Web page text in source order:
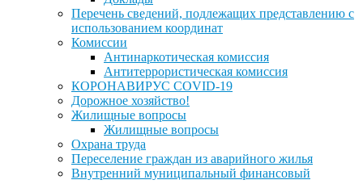
Перечень сведений, подлежащих представлению с
использованием координат
Комиссии
Антинаркотическая комиссия
Антитеррористическая комиссия
КОРОНАВИРУС COVID-19
Дорожное хозяйство!
Жилищные вопросы
Жилищные вопросы
Охрана труда
Переселение граждан из аварийного жилья
Внутренний муниципальный финансовый